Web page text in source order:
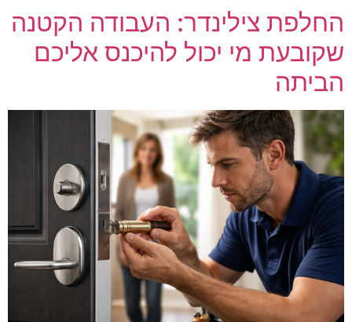
החלפת צילינדר: העבודה הקטנה
שקובעת מי יכול להיכנס אליכם
הביתה